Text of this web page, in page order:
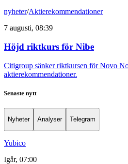
nyheter/Aktierekommendationer
7 augusti, 08:39
Höjd riktkurs för Nibe
Citigroup sänker riktkursen för Novo
aktierekommendationer.
Senaste nytt
Nyheter Analyser Telegram
Yubico
Igår, 07:00